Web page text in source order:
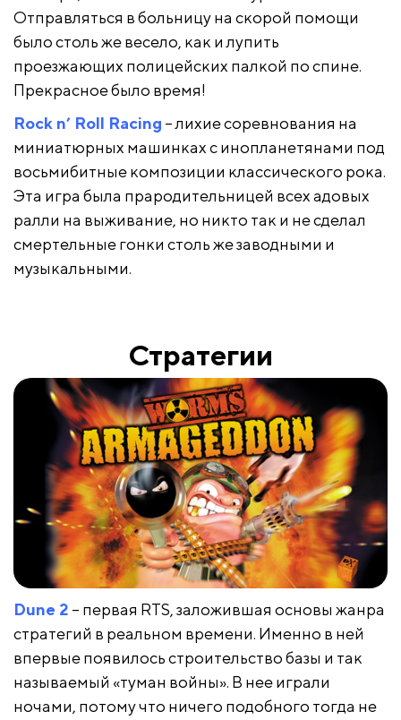
Отправляться в больницу на скорой помощи
было столь же весело, как и лупить
проезжающих полицейских палкой по спине.
Прекрасное было время!
Rock n’ Roll Racing – лихие соревнования на
миниатюрных машинках с инопланетянами под
восьмибитные композиции классического рока.
Эта игра была прародительницей всех адовых
ралли на выживание, но никто так и не сделал
смертельные гонки столь же заводными и
музыкальными.
Стратегии
Dune 2 – первая RTS, заложившая основы жанра
стратегий в реальном времени. Именно в ней
впервые появилось строительство базы и так
называемый «туман войны». В нее играли
ночами, потому что ничего подобного тогда не